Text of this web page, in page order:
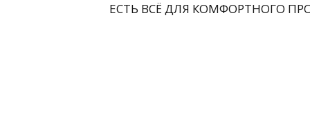
ЕСТЬ ВСЁ ДЛЯ КОМФОРТНОГО